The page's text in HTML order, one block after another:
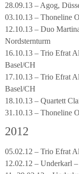
28.09.13 – Agog,
03.10.13 – Thoneline
12.10.13 – Duo
Nordsternturm
16.10.13 – Trio Efrat
Basel/CH
17.10.13 – Trio Efrat
Basel/CH
18.10.13 – Quartett
31.10.13 – Thoneline
2012
05.02.12 – Trio Efrat
12.02.12 – Underkarl